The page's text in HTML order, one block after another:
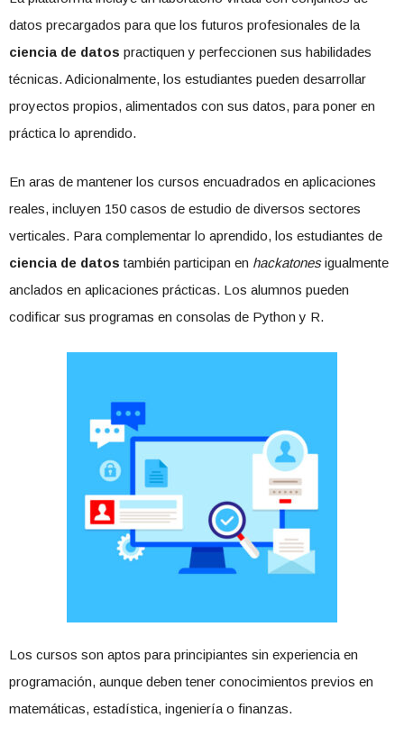
datos precargados para que los futuros profesionales de la
ciencia de datos practiquen y perfeccionen sus habilidades
técnicas. Adicionalmente, los estudiantes pueden desarrollar
proyectos propios, alimentados con sus datos, para poner en
práctica lo aprendido.
En aras de mantener los cursos encuadrados en aplicaciones
reales, incluyen 150 casos de estudio de diversos sectores
verticales. Para complementar lo aprendido, los estudiantes de
ciencia de datos también participan en hackatonesigualmente
anclados en aplicaciones prácticas. Los alumnos pueden
codificar sus programas en consolas de Python y R.
Los cursos son aptos para principiantes sin experiencia en
programación, aunque deben tener conocimientos previos en
matemáticas, estadística, ingeniería o finanzas.